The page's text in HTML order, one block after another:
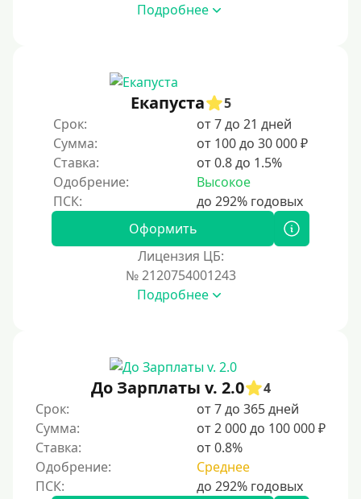
Подробнее
Екапуста
5
Срок:
от 7 до 21 дней
Сумма:
от 100 до 30 000 ₽
Ставка:
от 0.8 до 1.5%
Одобрение:
Высокое
Оформить
Лицензия ЦБ:
№ 2120754001243
Подробнее
До Зарплаты v. 2.0
4
Срок:
от 7 до 365 дней
Сумма:
от 2 000 до 100 000 ₽
Ставка:
от 0.8%
Одобрение:
Среднее